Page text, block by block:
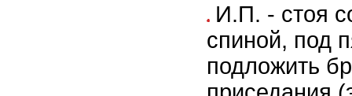
И.П. - стоя
спиной, под
подложить